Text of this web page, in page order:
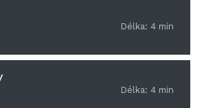
Délka: 4 min
Délka: 4 min